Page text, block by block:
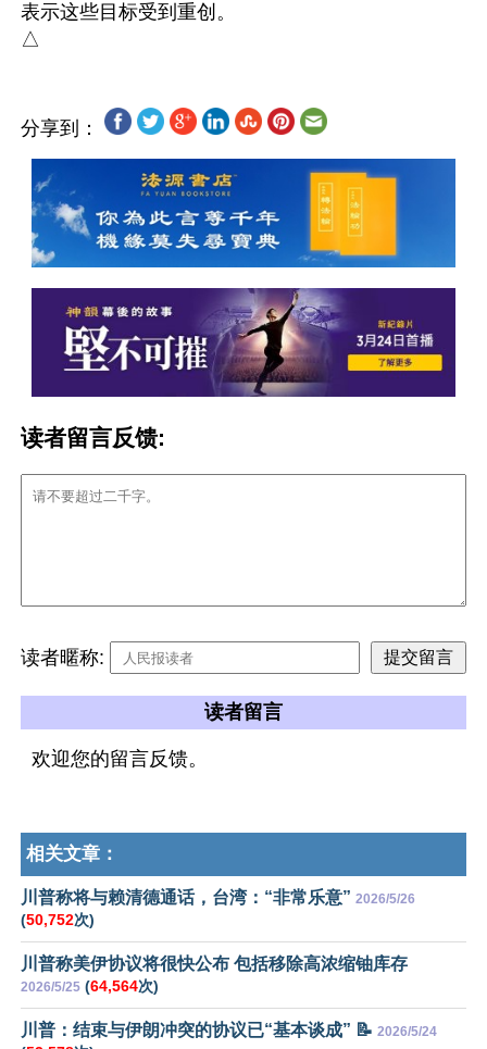
表示这些目标受到重创。
分享到：
读者留言反馈:
读者暱称:
读者留言
欢迎您的留言反馈。
相关文章：
川普称将与赖清德通话，台湾：“非常乐意” 2026/5/26
(50,752次)
川普称美伊协议将很快公布 包括移除高浓缩铀库存
2026/5/25 (64,564次)
川普：结束与伊朗冲突的协议已“基本谈成” 📝 2026/5/24